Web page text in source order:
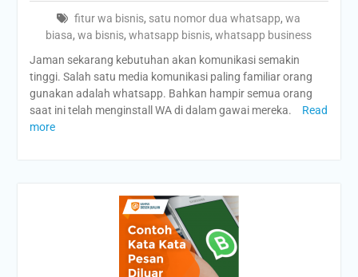
fitur wa bisnis, satu nomor dua whatsapp,wa
biasa,wa bisnis,whatsapp bisnis,whatsapp business
Jaman sekarang kebutuhan akan komunikasi semakin
tinggi. Salah satu media komunikasi paling familiar orang
gunakan adalah whatsapp. Bahkan hampir semua orang
saat ini telah menginstall WA di dalam gawai mereka.
Read
more